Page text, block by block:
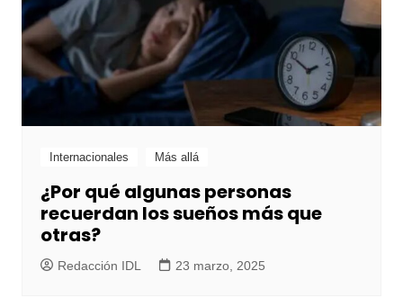
Internacionales Más allá
¿Por qué algunas personas
recuerdan los sueños más que
otras?
Redacción IDL 23 marzo, 2025